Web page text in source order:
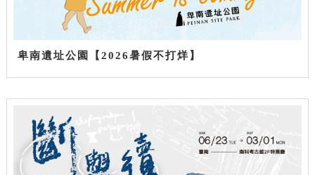
卑南遺址公園【2026暑假不打烊】